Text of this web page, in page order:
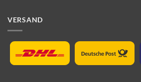
VERSAND